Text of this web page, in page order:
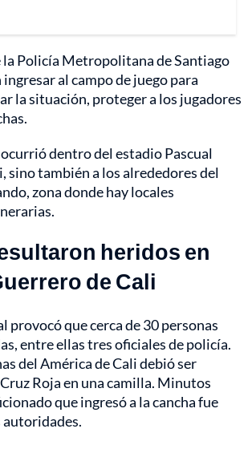
Policía Metropolitana de Santiago
al campo de juego para
la situación, proteger a los jugadores
ocurrió dentro del estadio Pascual
sino también a los alrededores del
zona donde hay locales
heridos en
de Cali
provocó que cerca de 30 personas
entre ellas tres oficiales de policía.
del América de Cali debió ser
Roja en una camilla. Minutos
que ingresó a la cancha fue